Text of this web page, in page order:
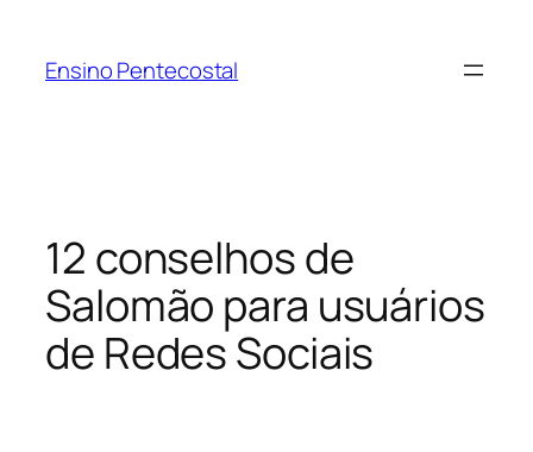
Ensino Pentecostal
12 conselhos de
Salomão para usuários
de Redes Sociais